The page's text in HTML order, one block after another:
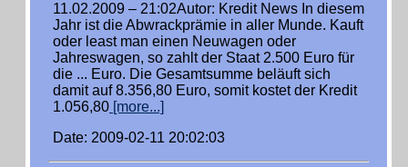
11.02.2009 – 21:02Autor: Kredit News In diesem
Jahr ist die Abwrackprämie in aller Munde. Kauft
oder least man einen Neuwagen oder
Jahreswagen, so zahlt der Staat 2.500 Euro für
die ... Euro. Die Gesamtsumme beläuft sich
damit auf 8.356,80 Euro, somit kostet der Kredit
1.056,80 [more...]
Date: 2009-02-11 20:02:03